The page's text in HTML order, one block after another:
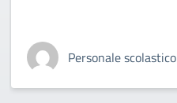
Personale scolastico